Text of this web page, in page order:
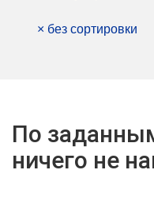
× без сортировки
По
ничего не